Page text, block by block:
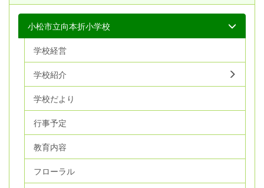
小松市立向本折小学校
学校経営
学校紹介
学校だより
行事予定
教育内容
フローラル